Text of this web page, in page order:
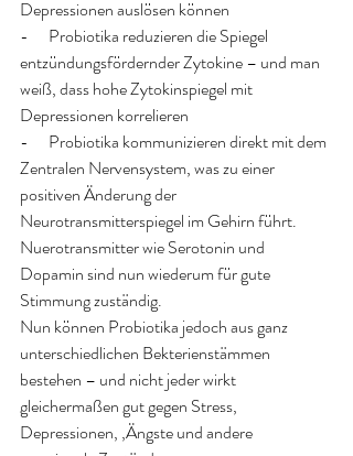
Depressionen auslösen können
-      Probiotika reduzieren die Spiegel
entzündungsfördernder Zytokine – und man
weiß, dass hohe Zytokinspiegel mit
Depressionen korrelieren
-      Probiotika kommunizieren direkt mit dem
Zentralen Nervensystem, was zu einer
positiven Änderung der
Neurotransmitterspiegel im Gehirn führt.
Nuerotransmitter wie Serotonin und
Dopamin sind nun wiederum für gute
Stimmung zuständig.
Nun können Probiotika jedoch aus ganz
unterschiedlichen Bekterienstämmen
bestehen – und nicht jeder wirkt
gleichermaßen gut gegen Stress,
Depressionen, ‚Ängste und andere